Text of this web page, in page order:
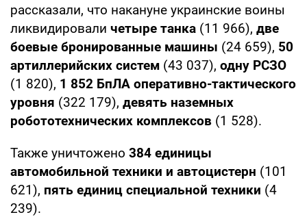
рассказали, что накануне украинские воины
ликвидировали четыре танка (11 966), две
боевые бронированные машины (24 659), 50
артиллерийских систем (43 037), одну РСЗО
(1 820), 1 852 БпЛА оперативно-тактического
уровня (322 179), девять наземных
робототехнических комплексов (1 528).
Также уничтожено 384 единицы
автомобильной техники и автоцистерн (101
621), пять единиц специальной техники (4
239).